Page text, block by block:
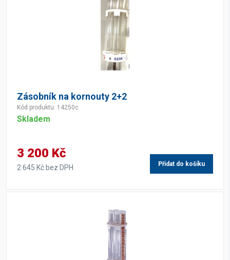
Zásobník na kornouty 2+2
Kód produktu: 14250c
Skladem
3 200 Kč
2 645 Kč bez DPH Přidat do košíku